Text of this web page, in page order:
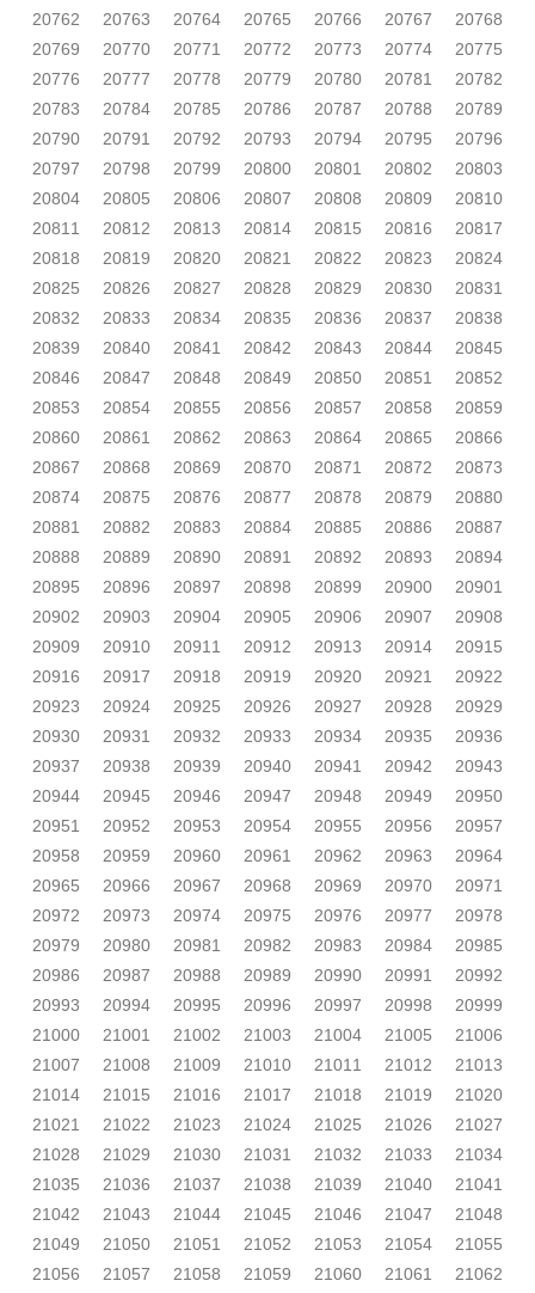
20762
20763 20764 20765 20766 20767
20768
20769
20770 20771 20772 20773 20774
20775
20776
20777 20778 20779 20780 20781
20782
20783
20784 20785 20786 20787 20788
20789
20790
20791 20792 20793 20794 20795
20796
20797
20798 20799 20800 20801 20802
20803
20804
20805 20806 20807 20808 20809
20810
20811
20812 20813 20814 20815 20816
20817
20818
20819 20820 20821 20822 20823
20824
20825
20826 20827 20828 20829 20830
20831
20832
20833 20834 20835 20836 20837
20838
20839
20840 20841 20842 20843 20844
20845
20846
20847 20848 20849 20850 20851
20852
20853
20854 20855 20856 20857 20858
20859
20860
20861 20862 20863 20864 20865
20866
20867
20868 20869 20870 20871 20872
20873
20874
20875 20876 20877 20878 20879
20880
20881
20882 20883 20884 20885 20886
20887
20888
20889 20890 20891 20892 20893
20894
20895
20896 20897 20898 20899 20900
20901
20902
20903 20904 20905 20906 20907
20908
20909
20910 20911 20912 20913 20914
20915
20916
20917 20918 20919 20920 20921
20922
20923
20924 20925 20926 20927 20928
20929
20930
20931 20932 20933 20934 20935
20936
20937
20938 20939 20940 20941 20942
20943
20944
20945 20946 20947 20948 20949
20950
20951
20952 20953 20954 20955 20956
20957
20958
20959 20960 20961 20962 20963
20964
20965
20966 20967 20968 20969 20970
20971
20972
20973 20974 20975 20976 20977
20978
20979
20980 20981 20982 20983 20984
20985
20986
20987 20988 20989 20990 20991
20992
20993
20994 20995 20996 20997 20998
20999
21000
21001 21002 21003 21004 21005
21006
21007
21008 21009 21010 21011 21012
21013
21014
21015 21016 21017 21018 21019
21020
21021
21022 21023 21024 21025 21026
21027
21028
21029 21030 21031 21032 21033
21034
21035
21036 21037 21038 21039 21040
21041
21042
21043 21044 21045 21046 21047
21048
21049
21050 21051 21052 21053 21054
21055
21056
21057 21058 21059 21060 21061
21062